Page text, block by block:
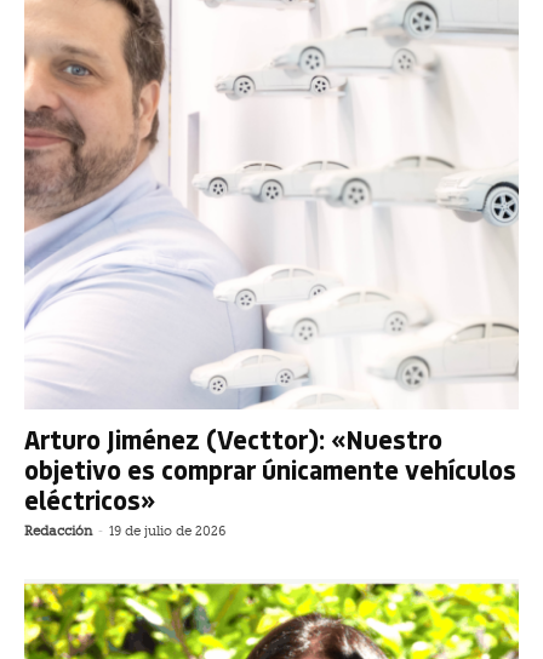
Arturo Jiménez (Vecttor): «Nuestro
objetivo es comprar únicamente vehículos
eléctricos»
Redacción - 19 de julio de 2026